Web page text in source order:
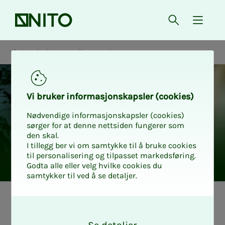
Forsiden Åpne søk
{
Oppsigelse og nedbemanning
Vi bru­­­ker in­­­for­­­ma­­­sjons­­­kaps­­­­­ler (cookies)
Nødvendige informasjonskapsler (cookies)
sørger for at denne nettsiden fungerer som
den skal.
I tillegg ber vi om samtykke til å bruke cookies
til personalisering og tilpasset markedsføring.
Godta alle eller velg hvilke cookies du
samtykker til ved å se detaljer.